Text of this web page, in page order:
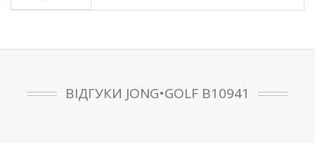
ВІДГУКИ JONG•GOLF B10941